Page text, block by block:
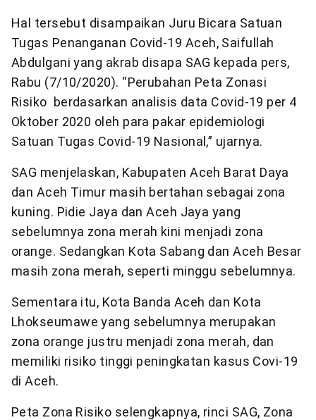
Hal tersebut disampaikan Juru Bicara Satuan
Tugas Penanganan Covid-19 Aceh, Saifullah
Abdulgani yang akrab disapa SAG kepada pers,
Rabu (7/10/2020). “Perubahan Peta Zonasi
Risiko berdasarkan analisis data Covid-19 per 4
Oktober 2020 oleh para pakar epidemiologi
Satuan Tugas Covid-19 Nasional,” ujarnya.
SAG menjelaskan, Kabupaten Aceh Barat Daya
dan Aceh Timur masih bertahan sebagai zona
kuning. Pidie Jaya dan Aceh Jaya yang
sebelumnya zona merah kini menjadi zona
orange. Sedangkan Kota Sabang dan Aceh Besar
masih zona merah, seperti minggu sebelumnya.
Sementara itu, Kota Banda Aceh dan Kota
Lhokseumawe yang sebelumnya merupakan
zona orange justru menjadi zona merah, dan
memiliki risiko tinggi peningkatan kasus Covi-19
di Aceh.
Peta Zona Risiko selengkapnya, rinci SAG, Zona